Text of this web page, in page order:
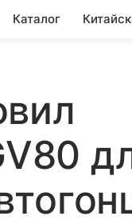
Каталог